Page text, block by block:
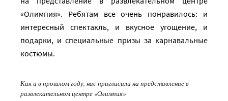
«Олимпия». Ребятам все очень понравилось: и
интересный спектакль, и вкусное угощение, и
подарки, и специальные призы за карнавальные
костюмы.
Как и в прошлом году, нас пригласили на представление в
развлекательном центре «Олимпия»